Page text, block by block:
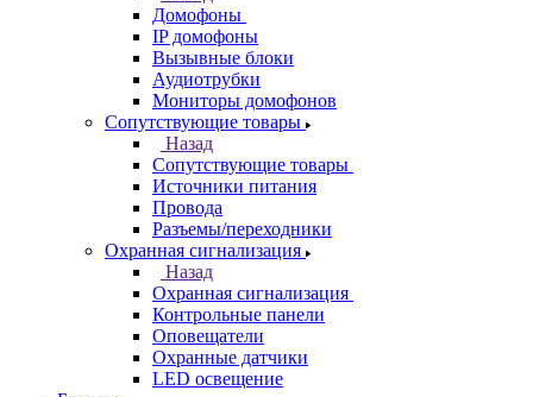
Домофоны
IP домофоны
Вызывные блоки
Аудиотрубки
Мониторы домофонов
Сопутствующие товары
Назад
Сопутствующие товары
Источники питания
Провода
Разъемы/переходники
Охранная сигнализация
Назад
Охранная сигнализация
Контрольные панели
Оповещатели
Охранные датчики
LED освещение